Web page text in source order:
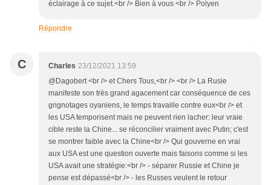
éclairage à ce sujet.<br /> Bien à vous <br /> Polyen
Répondre
C Charles 23/12/2021 13:59
@Dagobert <br /> et Chers Tous,<br /> <br /> La Rusie
manifeste son très grand agacement car conséquence de ces
grignotages oyaniens, le temps travaille contre eux<br /> et
les USA temporisent mais ne peuvent rien lacher: leur vraie
cible reste la Chine... se réconcilier vraiment avec Putin; c'est
se montrer faible avec la Chine<br /> Qui gouverne en vrai
aux USA est une question ouverte mais faisons comme si les
USA avait une stratégie:<br /> - séparer Russie et Chine je
pense est dépassé<br /> - les Russes veulent le retour